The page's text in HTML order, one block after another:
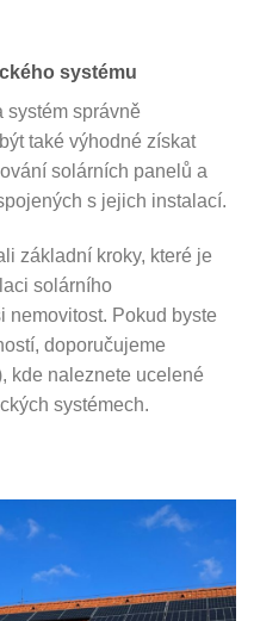
systému
systém správně
také výhodné získat
solárních panelů a
s jejich instalací.
základní kroky, které je
solárního
nemovitost. Pokud byste
doporučujeme
kde naleznete ucelené
systémech.